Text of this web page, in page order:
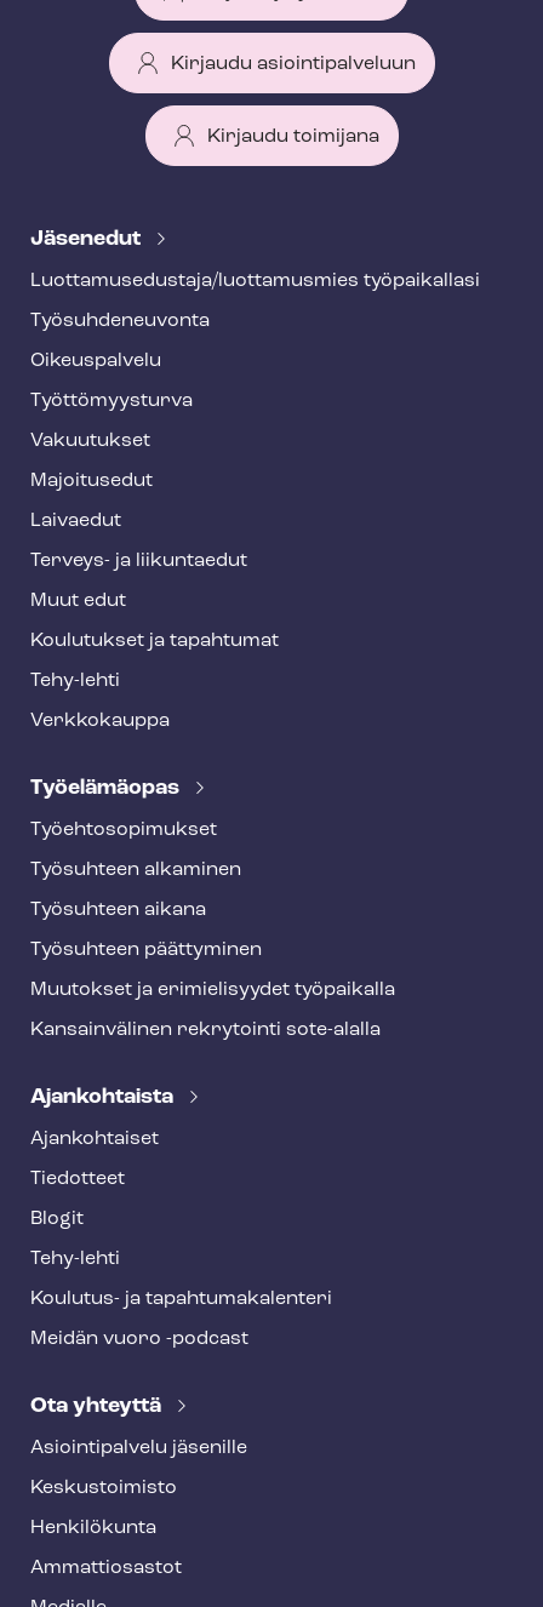
Kirjaudu asiointipalveluun
Kirjaudu toimijana
e
f
o
o
t
e
Jäsenedut
Luot­ta­muse­dus­ta­ja/luottamusmies työpaikallasi
Työ­suh­de­neu­von­ta
Oikeuspalvelu
Työt­tö­myys­tur­va
Vakuutukset
Majoitusedut
Laivaedut
Terveys- ja liikuntaedut
Muut edut
Koulutukset ja tapahtumat
Tehy-lehti
Verkkokauppa
Työelämäopas
Työ­eh­to­so­pi­muk­set
Työsuhteen alkaminen
Työsuhteen aikana
Työsuhteen päättyminen
Muutokset ja erimielisyydet työpaikalla
Kansainvälinen rekrytointi sote-alalla
Ajankohtaista
Ajankohtaiset
Tiedotteet
Blogit
Tehy-lehti
Koulutus- ja ta­pah­tu­ma­ka­len­te­ri
Meidän vuoro -podcast
Ota yhteyttä
Asioin­ti­pal­ve­lu jäsenille
Keskustoimisto
Henkilökunta
Ammattiosastot